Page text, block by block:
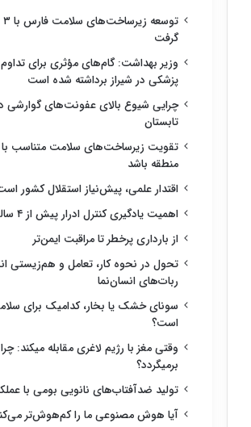
گرفت
وزیر بهداشت: گام‌های مؤثری برای
پزشکی در شیراز برداشته شده است
چرایی شیوع بالای عفونت‌های گوارشی
تابستان
تقویت زیرساخت‌های سلامت متناسب با
منطقه باشد
اقتدار علمی، پیش‌نیاز استقلال کشور
اهمیت یادگیری کنترل ادرار پیش از ۴ سالگی
از بارداری پرخطر تا مراقبت ایمن‌تر
تحول در نحوه کار، تعامل و هم‌زیستی
ربات‌های انسان‌نما
سونای خشک یا بخار، کدامیک برای
است؟
وقتی مغز با رژیم لاغری مقابله میکند:
برمیگردد؟
تولید ضدآفتاب‌های نانویی بومی با
آیا هوش مصنوعی ما را کم‌هوش‌تر